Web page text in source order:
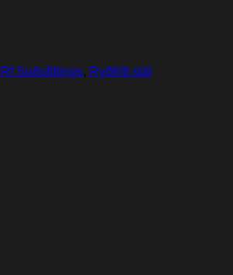
Rf Suðufittings, Ryðfrítt stál